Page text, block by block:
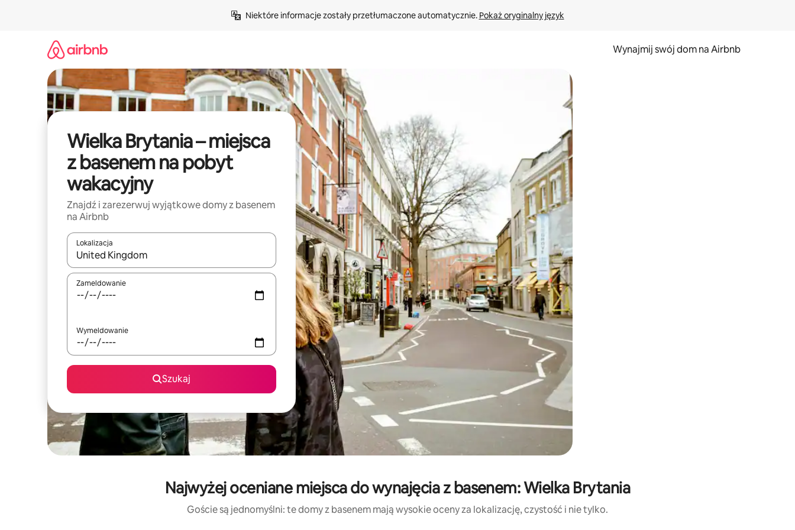
Niektóre informacje zostały przetłumaczone automatycznie. Pokaż oryginalny język
Wynajmij swój dom na Airbnb
Wielka Brytania – miejsca
z basenem na pobyt
wakacyjny
Znajdź i zarezerwuj wyjątkowe domy z basenem
na Airbnb
Lokalizacja
Gdy wyniki będą dostępne, możesz poruszać się po nich za pomocą klawiszy strzałek w górę i w dół lub przeglądać je za pomocą gestów dotykowych lub przesuwania.
Zameldowanie
Wymeldowanie
Szukaj
Najwyżej oceniane miejsca do wynajęcia z basenem: Wielka Brytania
Goście są jednomyślni: te domy z basenem mają wysokie oceny za lokalizację, czystość i nie tylko.